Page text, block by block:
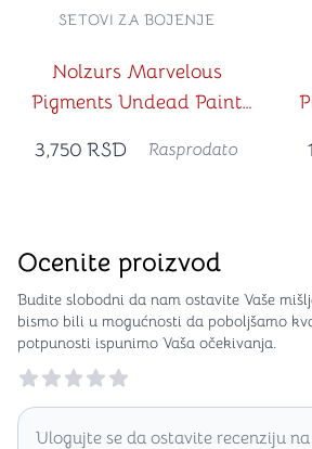
Nolzurs Marvelous
Pigments Undead Paint
SETOVI ZA BOJENJE
3,750 RSD Rasprodato
Ocenite proizvod
Budite slobodni da nam ostavite Vaše
bismo bili u mogućnosti da poboljšamo
potpunosti ispunimo Vaša očekivanja.
Reviews
Ulogujte se da ostavite recenziju